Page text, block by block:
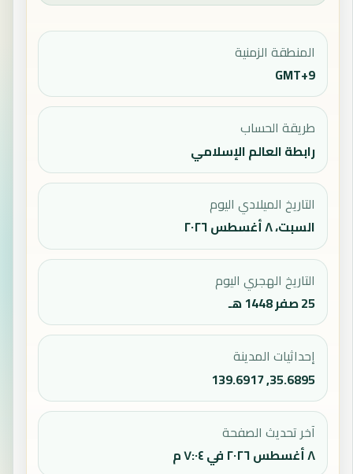
المنطقة الزمنية
GMT+9
طريقة الحساب
رابطة العالم الإسلامي
التاريخ الميلادي اليوم
السبت، ٨ أغسطس ٢٠٢٦
التاريخ الهجري اليوم
25 صفر 1448 هـ
إحداثيات المدينة
35.6895, 139.6917
آخر تحديث الصفحة
٨ أغسطس ٢٠٢٦ في ٧:٠٤ م